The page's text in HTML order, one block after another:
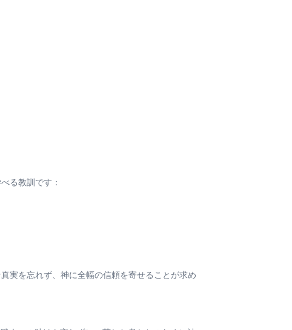
る教訓です：
実を忘れず、神に全幅の信頼を寄せることが求め